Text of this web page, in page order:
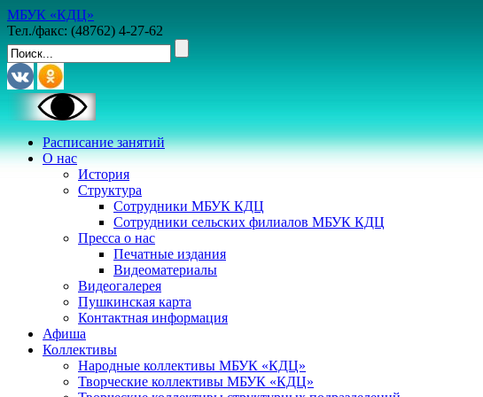
МБУК «КДЦ»
Тел./факс: (48762) 4-27-62
Расписание занятий
О нас
История
Структура
Сотрудники МБУК КДЦ
Сотрудники сельских филиалов МБУК КДЦ
Пресса о нас
Печатные издания
Видеоматериалы
Видеогалерея
Пушкинская карта
Контактная информация
Афиша
Коллективы
Народные коллективы МБУК «КДЦ»
Творческие коллективы МБУК «КДЦ»